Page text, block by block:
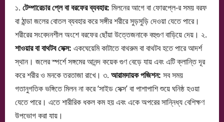
১. টেম্পারেচার প্লে বা বরফের ব্যবহার: মিলনের আগে বা ফোরপ্লে-র সময় বরফ
বা ঠান্ডা জলের বোতল ব্যবহার করে সঙ্গীর শরীরে সুড়সুড়ি দেওয়া যেতে পারে।
শরীরের সংবেদনশীল অংশে বরফের ছোঁয়া উত্তেজনাকে বহুগুণ বাড়িয়ে দেয়। ২.
শাওয়ার বা বাথটব সেক্স: একঘেয়েমি কাটাতে বাথরুম বা বাথটব হতে পারে আদর্শ
স্থান। জলের স্পর্শে সঙ্গমের আনন্দ কয়েক গুণ বেড়ে যায় এবং এটি ক্লান্তি দূর
করে শরীর ও মনকে তরতাজা রাখে। ৩. আরামদায়ক পজিশন: সব সময়
গতানুগতিক ভঙ্গিতে মিলন না করে ‘সাইড সেক্স’ বা পাশাপাশি শুয়ে ঘনিষ্ঠ হওয়া
যেতে পারে। এতে শারীরিক ধকল কম হয় এবং একে অপরের সান্নিধ্য বেশিক্ষণ
উপভোগ করা যায়।